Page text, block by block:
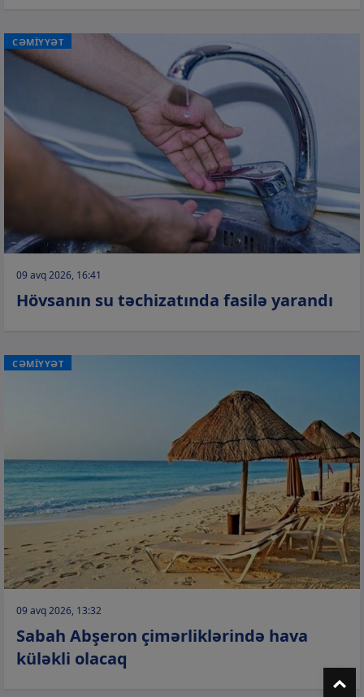
CƏMİYYƏT
09 avq 2026, 16:41
Hövsanın su təchizatında fasilə yarandı
CƏMİYYƏT
09 avq 2026, 13:32
Sabah Abşeron çimərliklərində hava
küləkli olacaq